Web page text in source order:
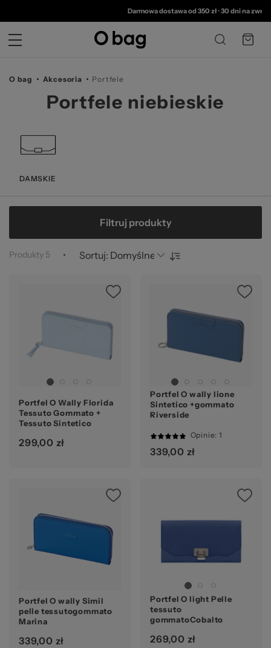
©Darmowa dostawa od 350 zł•30 dni na zwrot
O bag Akcesoria Portfele
Portfele niebieskie
DAMSKIE
Produkty 5 Sortuj:
Filtruj produkty
Portfel O Wally Florida
Tessuto Gommato +
Tessuto Sintetico
299,00 zł
Portfel O wally lione
Sintetico +gommato
Riverside
100%
Opinie: 1
339,00 zł
Portfel O wally Simil
pelle tessutogommato
Marina
339,00 zł
Portfel O light Pelle
tessuto
gommatoCobalto
269,00 zł